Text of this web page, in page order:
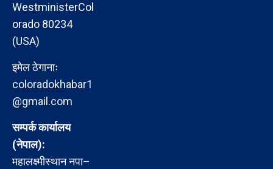
WestministerCol
orado 80234
(USA)
इमेल ठेगानाः
coloradokhabar1
@gmail.com
सम्पर्क कार्यालय
(नेपाल):
महालक्ष्मीस्थान नपा–